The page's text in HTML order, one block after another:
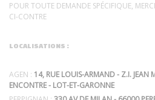
POUR TOUTE DEMANDE SPÉCIFIQUE,
CI-CONTRE
LOCALISATIONS :
AGEN : 14, RUE LOUIS-ARMAND - Z.I. JEAN
ENCONTRE - LOT-ET-GARONNE